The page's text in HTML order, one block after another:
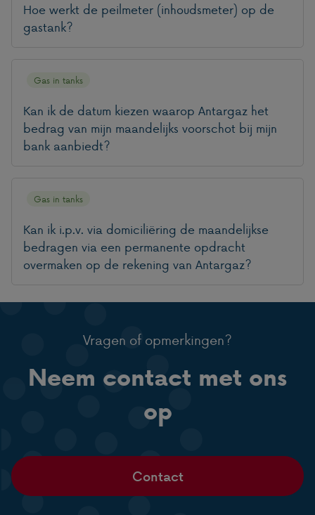
Hoe werkt de peilmeter (inhoudsmeter) op de
gastank?
Kan ik de datum kiezen waarop Antargaz het
bedrag van mijn maandelijks voorschot bij mijn
bank aanbiedt?
Gas in tanks
Kan ik i.p.v. via domiciliëring de maandelijkse
bedragen via een permanente opdracht
overmaken op de rekening van Antargaz?
Gas in tanks
Vragen of opmerkingen?
Neem contact met ons
op
Contact